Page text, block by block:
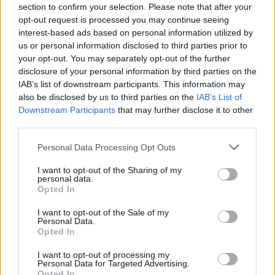
section to confirm your selection. Please note that after your
opt-out request is processed you may continue seeing
interest-based ads based on personal information utilized by
us or personal information disclosed to third parties prior to
your opt-out. You may separately opt-out of the further
disclosure of your personal information by third parties on the
IAB’s list of downstream participants. This information may
also be disclosed by us to third parties on the IAB’s List of
Downstream Participants that may further disclose it to other
Personal Data Processing Opt Outs
I want to opt-out of the Sharing of my
personal data.
Opted In
I want to opt-out of the Sale of my
Personal Data.
Opted In
I want to opt-out of processing my
Personal Data for Targeted Advertising.
Protesty: Hasiči včera zasahovali u devíti požárů
27.9.2000 10:05 | PRAHA (ČIA )
Hasičský záchranný sbor (HSZ)musel v úterý na území hlavního
města likvidovat celkem devět požárů, přičemž osm z nich bylo
dílem odpůrců globalizace. Jednalo se o požáry narychlo
vytvořených barikád a jeden zapálený osobní automobil. Okolní
domy naštěstí nebyly požáry zasaženy. ČIA to sdělil tiskový mluvčí
ředitelství HSZ Zdeněk Ráž. Pro zvýšení akceschopnosti posílil v
průběhu úterý HZS hl. m. Prahy jednotky o techniku a příslušníky
připraveny další jednotky," dodal Ráž. Na posílení bezpečnosti
Mezinárodního měnového fondu
Světové banky
byla v podvečerních hodinách vytvořena i dočasná
mobilní požární stanice na pražském Výstavišti, doplnil mluvčí.
Organizátoři Jiné zprávy včerejší boje v ulicích odsoudili
27.9.2000 08:15 | PRAHA (EkoList)
Včerejší boje v ulicích Prahy ve svém prohlášení ostře odsoudili
diskusí v evangelickém kostele sv. Salvátora. "
CEE Bankwatch
Network,Přátelé Země(Friends of the Earth) aMilostivé léto 2000